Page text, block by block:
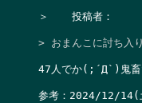
＞　  投稿者：
> おまんこに討ち
47人でか(;´Д`)鬼畜
参考：2024/12/